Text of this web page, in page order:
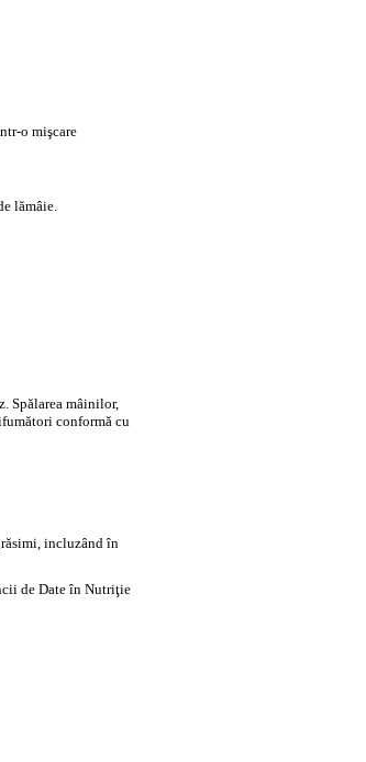
o mişcare
lămâie.
Spălarea mâinilor,
conformă cu
incluzând în
de Date în Nutriţie